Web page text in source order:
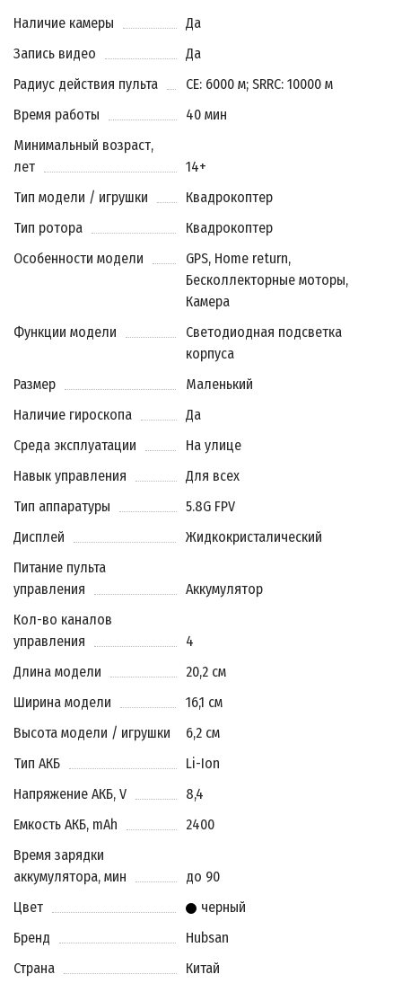
Наличие камеры
Да
Запись видео
Да
Радиус действия пульта
CE: 6000 м; SRRC: 10000 м
Время работы
40 мин
Минимальный возраст,
лет
14+
Тип модели / игрушки
Квадрокоптер
Тип ротора
Квадрокоптер
Особенности модели
GPS, Home return,
Бесколлекторные моторы,
Камера
Функции модели
Светодиодная подсветка
корпуса
Размер
Маленький
Наличие гироскопа
Да
Среда эксплуатации
На улице
Навык управления
Для всех
Тип аппаратуры
5.8G FPV
Дисплей
Жидкокристалический
Питание пульта
управления
Аккумулятор
Кол-во каналов
управления
4
Длина модели
20,2 см
Ширина модели
16,1 см
Высота модели / игрушки
6,2 см
Тип АКБ
Li-Ion
Напряжение АКБ, V
8,4
Емкость АКБ, mAh
2400
Время зарядки
аккумулятора, мин
до 90
Цвет
черный
Бренд
Hubsan
Страна
Китай